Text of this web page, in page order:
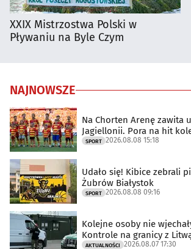
XXIX Mistrzostwa Polski w
Pływaniu na Byle Czym
NAJNOWSZE
Na Chorten Arenę zawita
Jagiellonii. Pora na hit
SPORT 2026.08.08 15:18
Udało się! Kibice zebrali
Żubrów Białystok
SPORT 2026.08.08 09:16
Kolejne osoby nie
Kontrole na granicy z
AKTUALNOŚCI 2026.08.07 17:30